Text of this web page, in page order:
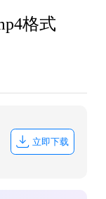
格式
立即下载